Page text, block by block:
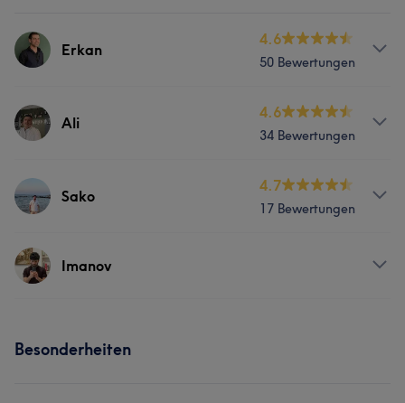
Erkan
4.6
50 Bewertungen
Services
Was unsere Kunden über Erkan sagen
Professionell
Ali
4.6
34 Bewertungen
Services
Sako
4.7
17 Bewertungen
ServicesImanov
Besonderheiten